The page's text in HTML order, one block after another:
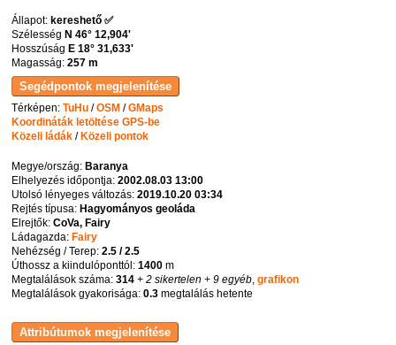
Állapot: kereshető ✅
Szélesség N 46° 12,904'
Hosszúság E 18° 31,633'
Magasság:257 m
Térképen:TuHu /OSM /GMaps
Koordináták letöltése GPS-be
Közeli ládák / Közeli pontok
Megye/ország: Baranya
Elhelyezés időpontja:2002.08.03 13:00
Utolsó lényeges változás:2019.10.20 03:34
Rejtés típusa: Hagyományos geoláda
Elrejtők:CoVa, Fairy
Ládagazda: Fairy
Nehézség / Terep:2.5 / 2.5
Úthossz a kiindulóponttól:1400 m
Megtalálások száma:314 + 2 sikertelen + 9 egyéb,grafikon
Megtalálások gyakorisága:0.3 megtalálás hetente